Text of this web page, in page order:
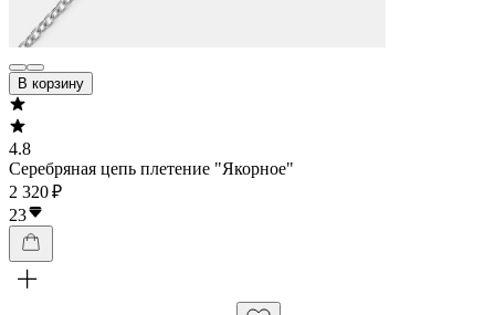
В корзину
4.8
Серебряная цепь плетение "Якорное"
2 320 ₽
23